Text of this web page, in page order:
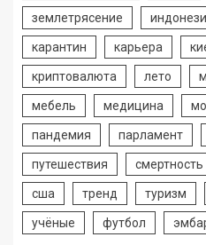
землетрясение
карантин карьера
криптовалюта лето
мебель медицина
пандемия парламент
путешествия смертность
сша тренд туризм
учёные футбол